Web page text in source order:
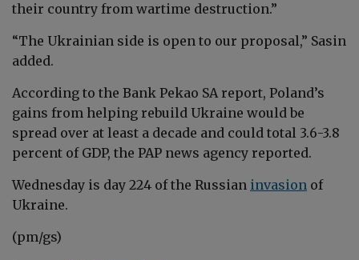
their country from wartime destruction.”
“The Ukrainian side is open to our proposal,” Sasin
added.
According to the Bank Pekao SA report, Poland’s
gains from helping rebuild Ukraine would be
spread over at least a decade and could total 3.6-3.8
percent of GDP, the PAP news agency reported.
Wednesday is day 224 of the Russian invasion of
Ukraine.
(pm/gs)